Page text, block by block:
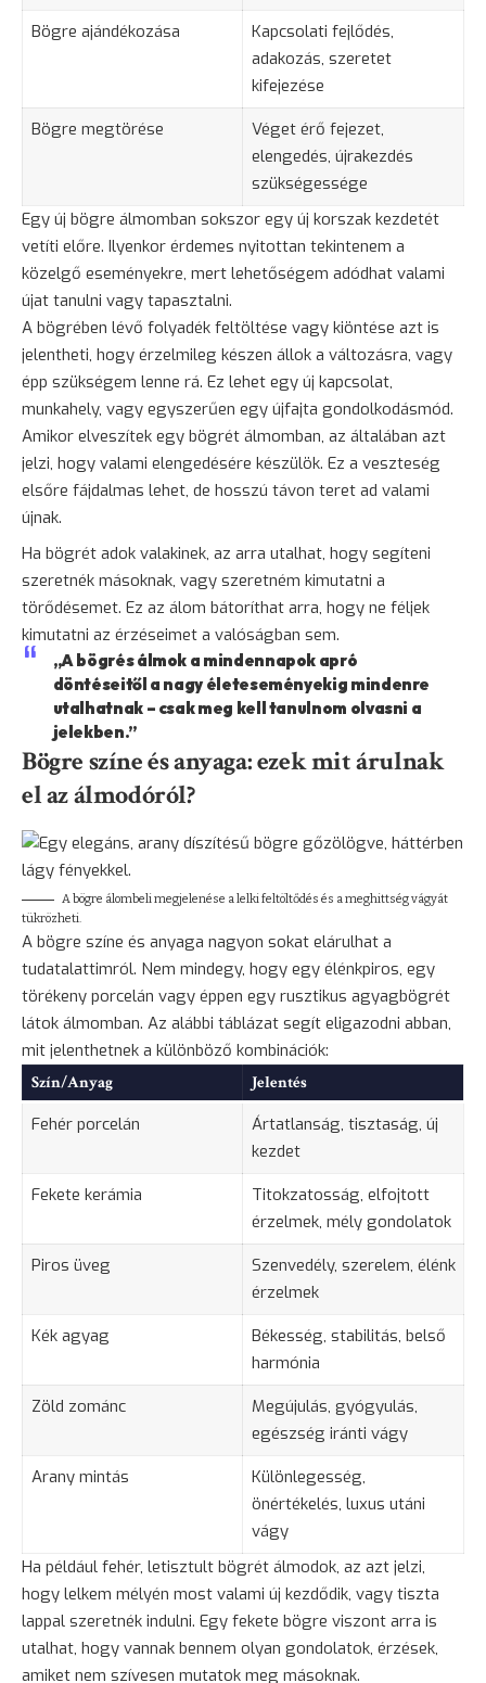
Bögre ajándékozása
Kapcsolati fejlődés,
adakozás, szeretet
kifejezése
Bögre megtörése
Véget érő fejezet,
elengedés, újrakezdés
szükségessége
Egy új bögre álmomban sokszor egy új korszak kezdetét
vetíti előre. Ilyenkor érdemes nyitottan tekintenem a
közelgő eseményekre, mert lehetőségem adódhat valami
újat tanulni vagy tapasztalni.
A bögrében lévő folyadék feltöltése vagy kiöntése azt is
jelentheti, hogy érzelmileg készen állok a változásra, vagy
épp szükségem lenne rá. Ez lehet egy új kapcsolat,
munkahely, vagy egyszerűen egy újfajta gondolkodásmód.
Amikor elveszítek egy bögrét álmomban, az általában azt
jelzi, hogy valami elengedésére készülök. Ez a veszteség
elsőre fájdalmas lehet, de hosszú távon teret ad valami
újnak.
Ha bögrét adok valakinek, az arra utalhat, hogy segíteni
szeretnék másoknak, vagy szeretném kimutatni a
törődésemet. Ez az álom bátoríthat arra, hogy ne féljek
kimutatni az érzéseimet a valóságban sem.
„A bögrés álmok a mindennapok apró
döntéseitől a nagy életeseményekig mindenre
utalhatnak – csak meg kell tanulnom olvasni a
jelekben.”
Bögre színe és anyaga: ezek mit árulnak
el az álmodóról?
A bögre álombeli megjelenése a lelki feltöltődés és a meghittség vágyát
tükrözheti.
A bögre színe és anyaga nagyon sokat elárulhat a
tudatalattimról. Nem mindegy, hogy egy élénkpiros, egy
törékeny porcelán vagy éppen egy rusztikus agyagbögrét
látok álmomban. Az alábbi táblázat segít eligazodni abban,
mit jelenthetnek a különböző kombinációk:
Szín/Anyag Jelentés
Fehér porcelán
Ártatlanság, tisztaság, új
kezdet
Fekete kerámia
Titokzatosság, elfojtott
érzelmek, mély gondolatok
Piros üveg
Szenvedély, szerelem, élénk
érzelmek
Kék agyag
Békesség, stabilitás, belső
harmónia
Zöld zománc
Megújulás, gyógyulás,
egészség iránti vágy
Aranymintás
Különlegesség,
önértékelés, luxus utáni
vágy
Ha például fehér, letisztult bögrét álmodok, az azt jelzi,
hogy lelkem mélyén most valami új kezdődik, vagy tiszta
lappal szeretnék indulni. Egy fekete bögre viszont arra is
utalhat, hogy vannak bennem olyan gondolatok, érzések,
amiket nem szívesen mutatok meg másoknak.